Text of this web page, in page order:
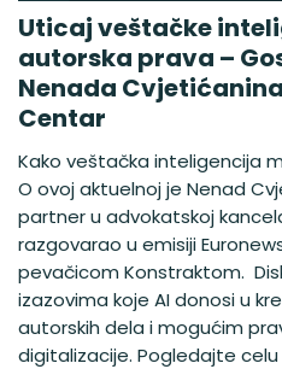
Uticaj veštačke
autorska prava –
Nenada
Centar
Kako veštačka inteligencija
O ovoj aktuelnoj je Nenad
partner u advokatskoj
razgovarao u emisiji
pevačicom Konstraktom.
izazovima koje AI donosi u
autorskih dela i mogućim
digitalizacije. Pogledajte celu